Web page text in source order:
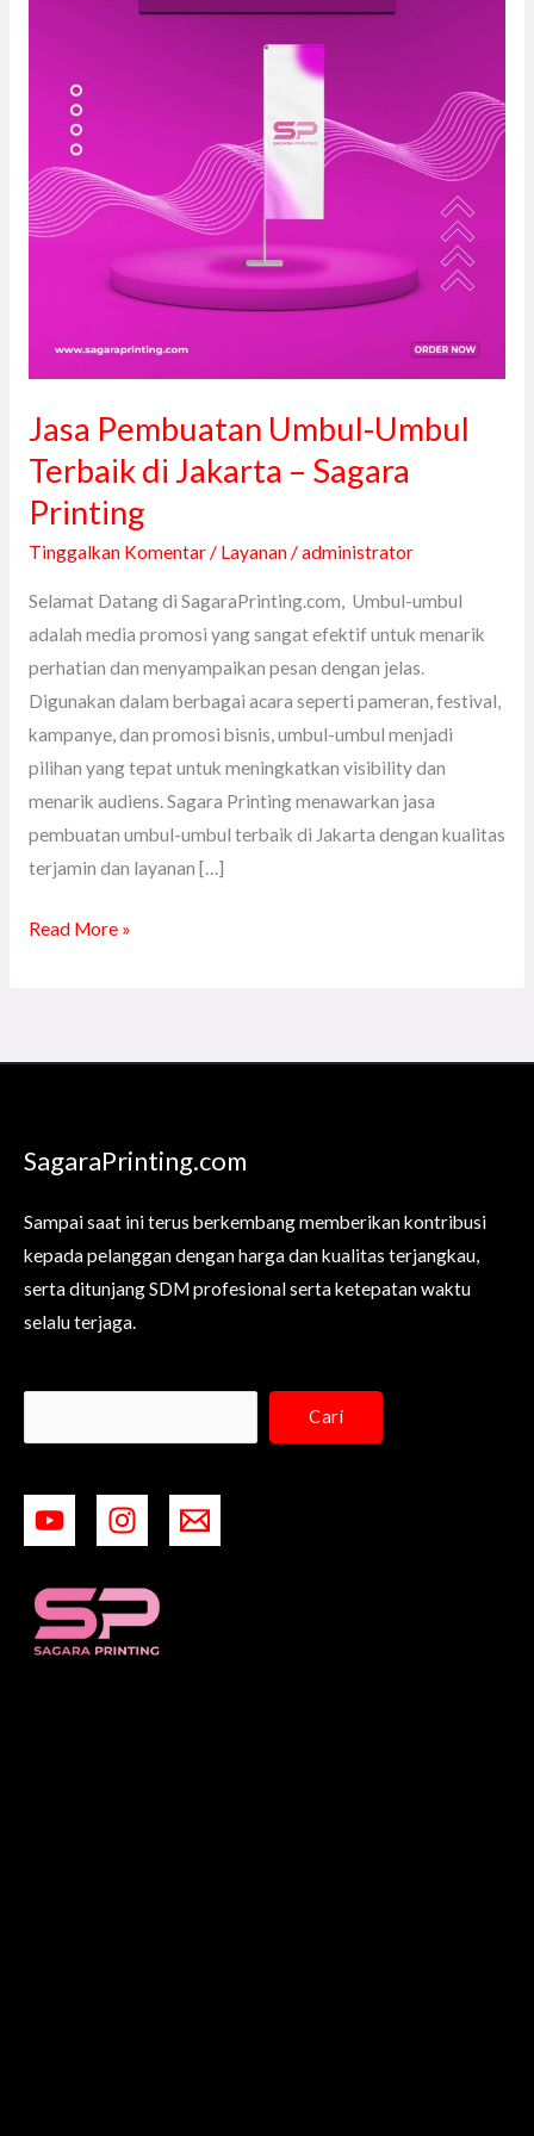
Jasa Pembuatan Umbul-Umbul
Terbaik di Jakarta – Sagara
Printing
Tinggalkan Komentar/ Layanan/administrator
Selamat Datang di SagaraPrinting.com, Umbul-umbul
adalah media promosi yang sangat efektif untuk menarik
perhatian dan menyampaikan pesan dengan jelas.
Digunakan dalam berbagai acara seperti pameran, festival,
kampanye, dan promosi bisnis, umbul-umbul menjadi
pilihan yang tepat untuk meningkatkan visibility dan
menarik audiens. Sagara Printing menawarkan jasa
pembuatan umbul-umbul terbaik di Jakarta dengan kualitas
terjamin dan layanan […]
Jakarta
Sagara
Printing
Read More »
SagaraPrinting.com
Sampai saat ini terus berkembang memberikan kontribusi
kepada pelanggan dengan harga dan kualitas terjangkau,
serta ditunjang SDM profesional serta ketepatan waktu
selalu terjaga.
Cari